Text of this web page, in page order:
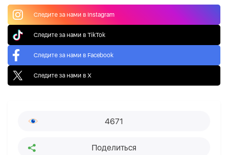
Следите за нами в Instagram
Следите за нами в TikTok
Следите за нами в Facebook
Следите за нами в X
4671
Поделиться